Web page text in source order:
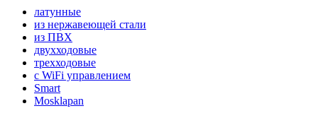
латунные
из нержавеющей стали
из ПВХ
двухходовые
трехходовые
с WiFi управлением
Smart
Mosklapan